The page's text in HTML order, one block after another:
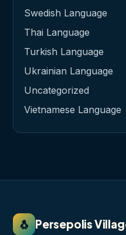
Swedish Language
Thai Language
Turkish Language
Ukrainian Language
Uncategorized
Vietnamese Language
🐧 Persepolis